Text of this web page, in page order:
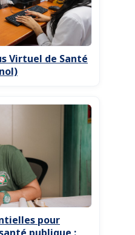
Virtuel de Santé
pour